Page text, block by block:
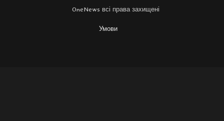
OneNews всі права захищені
Умови